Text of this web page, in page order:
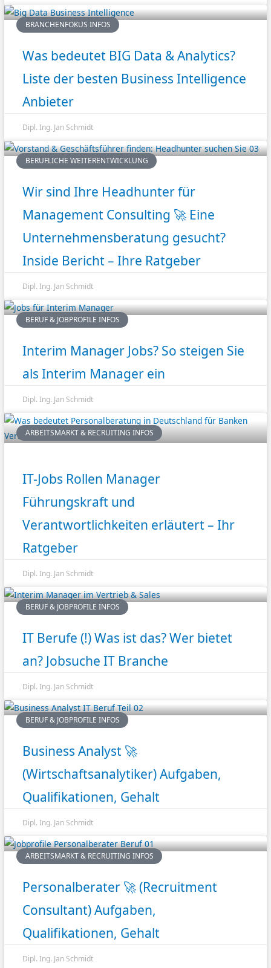
BRANCHENFOKUS INFOS
Was bedeutet BIG Data & Analytics?
Liste der besten Business Intelligence
Anbieter
Dipl. Ing. Jan Schmidt
BERUFLICHE WEITERENTWICKLUNG
Wir sind Ihre Headhunter für
Management Consulting 🚀 Eine
Unternehmensberatung gesucht?
Inside Bericht – Ihre Ratgeber
Dipl. Ing. Jan Schmidt
BERUF & JOBPROFILE INFOS
Interim Manager Jobs? So steigen Sie
als Interim Manager ein
Dipl. Ing. Jan Schmidt
ARBEITSMARKT & RECRUITING INFOS
IT-Jobs Rollen Manager
Führungskraft und
Verantwortlichkeiten erläutert – Ihr
Ratgeber
Dipl. Ing. Jan Schmidt
BERUF & JOBPROFILE INFOS
IT Berufe (!) Was ist das? Wer bietet
an? Jobsuche IT Branche
Dipl. Ing. Jan Schmidt
BERUF & JOBPROFILE INFOS
Business Analyst 🚀
(Wirtschaftsanalytiker) Aufgaben,
Qualifikationen, Gehalt
Dipl. Ing. Jan Schmidt
ARBEITSMARKT & RECRUITING INFOS
Personalberater 🚀 (Recruitment
Consultant) Aufgaben,
Qualifikationen, Gehalt
Dipl. Ing. Jan Schmidt